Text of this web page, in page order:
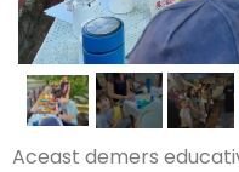
Aceast demers